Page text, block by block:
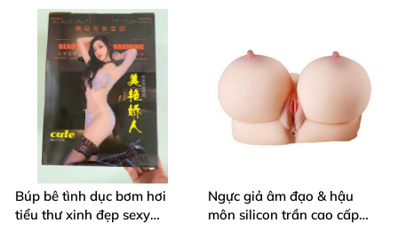
Búp bê tình dục bơm hơi
tiểu thư xinh đẹp sexy
Ngực giả âm đạo & hậu
môn silicon trần cao cấp